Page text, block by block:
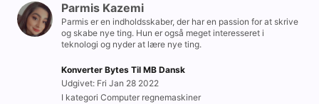
Parmis Kazemi
Parmis er en indholdsskaber, der har en passion for at skrive
og skabe nye ting. Hun er også meget interesseret i
teknologi og nyder at lære nye ting.
Konverter Bytes Til MB Dansk
Udgivet: Fri Jan 28 2022
I kategori Computer regnemaskiner